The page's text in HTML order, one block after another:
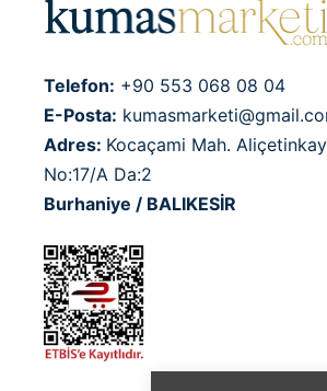
Telefon: +90 553 068 08 04
E-Posta:
Adres: Kocaçami Mah.
No:17/A Da:2
Burhaniye / BALIKESİR